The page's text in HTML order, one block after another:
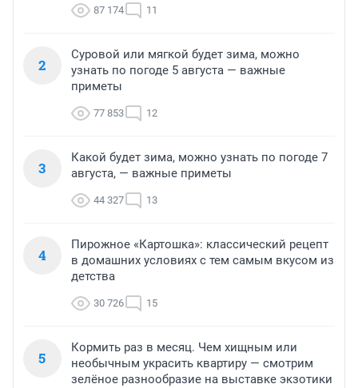
87 174 11
2
Суровой или мягкой будет зима, можно
узнать по погоде 5 августа — важные
приметы
77 853 12
3
Какой будет зима, можно узнать по погоде 7
августа, — важные приметы
44 327 13
4
Пирожное «Картошка»: классический рецепт
в домашних условиях с тем самым вкусом из
детства
30 726 15
5
Кормить раз в месяц. Чем хищным или
необычным украсить квартиру — смотрим
зелёное разнообразие на выставке экзотики